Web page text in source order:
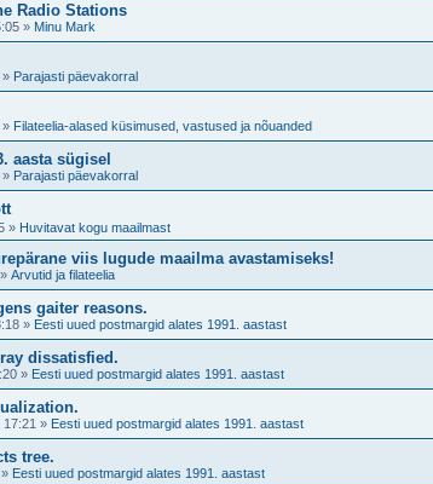
Radio Stations
» Minu Mark
» Parajasti päevakorral
» Filateelia-alased küsimused, vastused ja nõuanded
aasta sügisel
» Parajasti päevakorral
» Huvitavat kogu maailmast
viis lugude maailma avastamiseks!
» Arvutid ja filateelia
gaiter reasons.
» Eesti uued postmargid alates 1991. aastast
dissatisfied.
» Eesti uued postmargid alates 1991. aastast
» Eesti uued postmargid alates 1991. aastast
tree.
» Eesti uued postmargid alates 1991. aastast